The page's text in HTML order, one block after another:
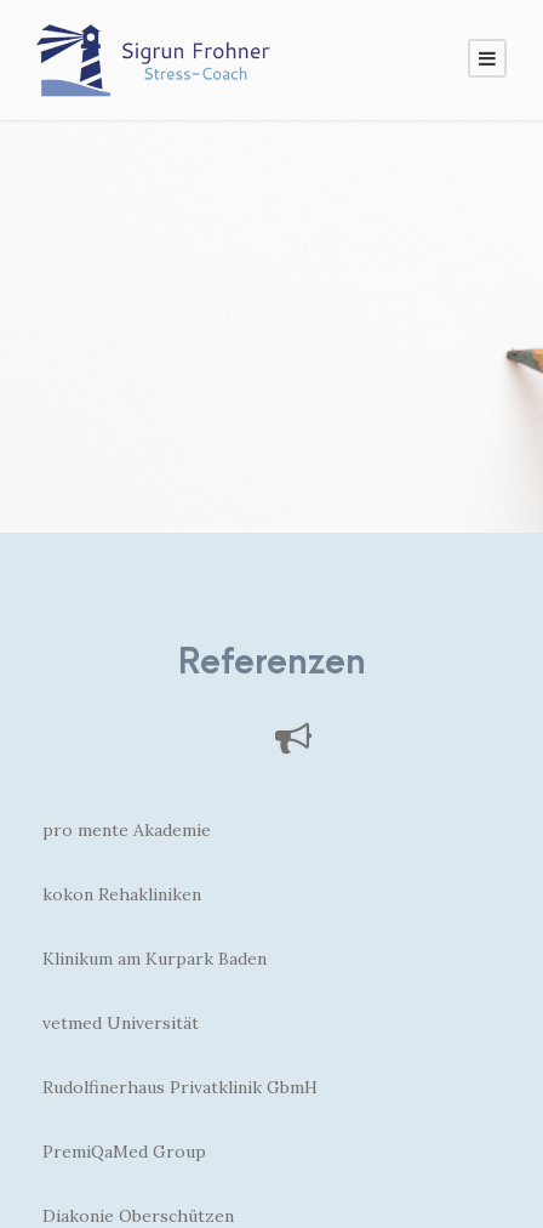
Referenzen
pro mente Akademie
kokon Rehakliniken
Klinikum am Kurpark Baden
vetmed Universität
Rudolfinerhaus Privatklinik GbmH
PremiQaMed Group
Diakonie Oberschützen